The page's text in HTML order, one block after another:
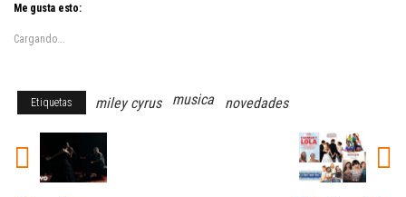
Me gusta esto:
Cargando...
Etiquetas miley cyrus musica novedades